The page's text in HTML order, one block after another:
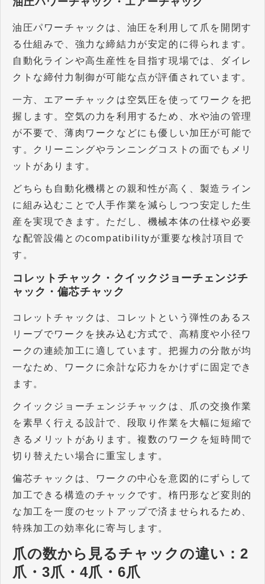
油圧パワーチャックは、油圧を利用して爪を開閉す
る仕組みで、強力な締結力が安定的に得られます。
自動化ラインや高生産性を目指す現場では、ダイレ
クトな締付力制御が可能な点が評価されています。
一方、エアーチャックは空気圧を使ってワークを把
握します。空気の力を利用するため、水や油の管理
が不要で、薄肉ワークなどにも優しい加圧が可能で
す。クリーニングやランニングコストの面でもメリ
ットがあります。
どちらも自動化機構との親和性が高く、製造ライン
に組み込むことで人手作業を減らしつつ安定した生
産を実現できます。ただし、機械本体の仕様や必要
な配管設備とのcompatibilityが重要な検討項目で
す。
コレットチャック・クイックジョーチェンジチ
ャック・偏芯チャック
コレットチャックは、コレットという弾性のあるス
リーブでワークを挟み込む方式で、高精度や小径ワ
ークの連続加工に適しています。把握力の分散が均
一なため、ワークに余計な応力をかけずに固定でき
ます。
クイックジョーチェンジチャックは、爪の交換作業
を素早く行える設計で、段取り作業を大幅に短縮で
きるメリットがあります。複数のワークを短時間で
切り替えたい場合に重宝します。
偏芯チャックは、ワークの中心を意図的にずらして
加工できる構造のチャックです。楕円形など変則的
な加工を一度のセットアップで済ませられるため、
特殊加工の効率化に寄与します。
爪の数から見るチャックの違い： 2
爪・ 3爪・ 4爪・ 6爪